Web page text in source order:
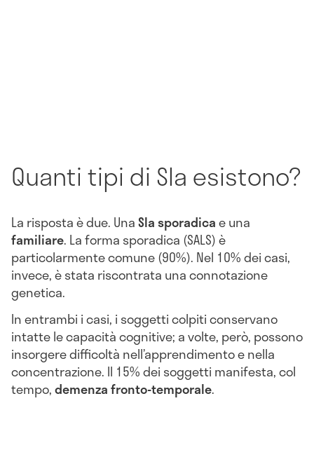
Quanti tipi di Sla esistono?
La risposta è due. UnaSla sporadicae una
familiare. La forma sporadica (SALS) è
particolarmente comune (90%). Nel 10% dei casi,
invece, è stata riscontrata una connotazione
genetica.
In entrambi i casi, i soggetti colpiti conservano
intatte le capacità cognitive; a volte, però, possono
insorgere difficoltà nell’apprendimento e nella
concentrazione. Il 15% dei soggetti manifesta, col
tempo,demenza fronto-temporale.